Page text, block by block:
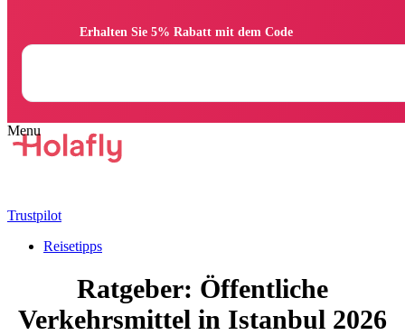
Trustpilot
Reisetipps
Ratgeber: Öffentliche
Verkehrsmittel in Istanbul 2026